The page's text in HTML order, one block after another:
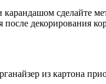
декорирования
из картона